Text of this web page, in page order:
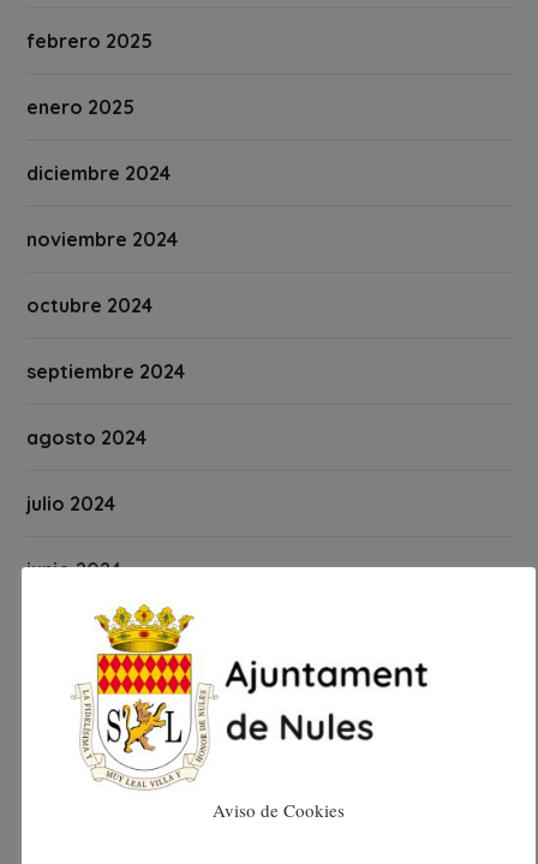
febrero 2025
enero 2025
diciembre 2024
noviembre 2024
octubre 2024
septiembre 2024
agosto 2024
julio 2024
junio 2024
mayo 2024
abril 2024
marzo 2024
Aviso de Cookies